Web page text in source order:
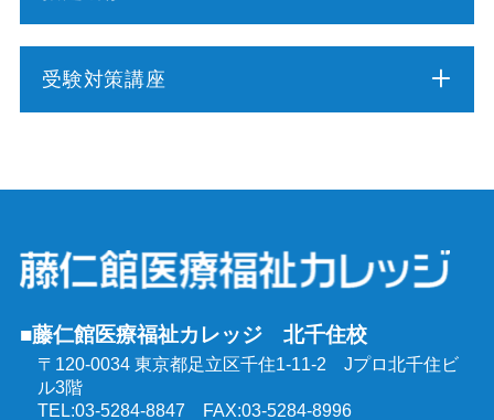
介護予防運動指導員養成講座
行動援護従業者養成研修
強度行動障害支援者養成研修
同行援護従業者養成研修
受験対策講座
社会福祉士受験対策講座（通学コース）
精神保健福祉士受験対策講座（通学コース）
介護福祉士受験対策講座（オンラインコース）
■藤仁館医療福祉カレッジ 北千住校
〒120-0034 東京都足立区千住1-11-2 Jプロ北千住ビ
ル3階
TEL:03-5284-8847 FAX:03-5284-8996